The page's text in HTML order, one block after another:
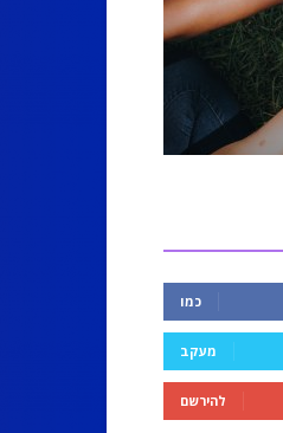
כמו
מעקב
להירשם